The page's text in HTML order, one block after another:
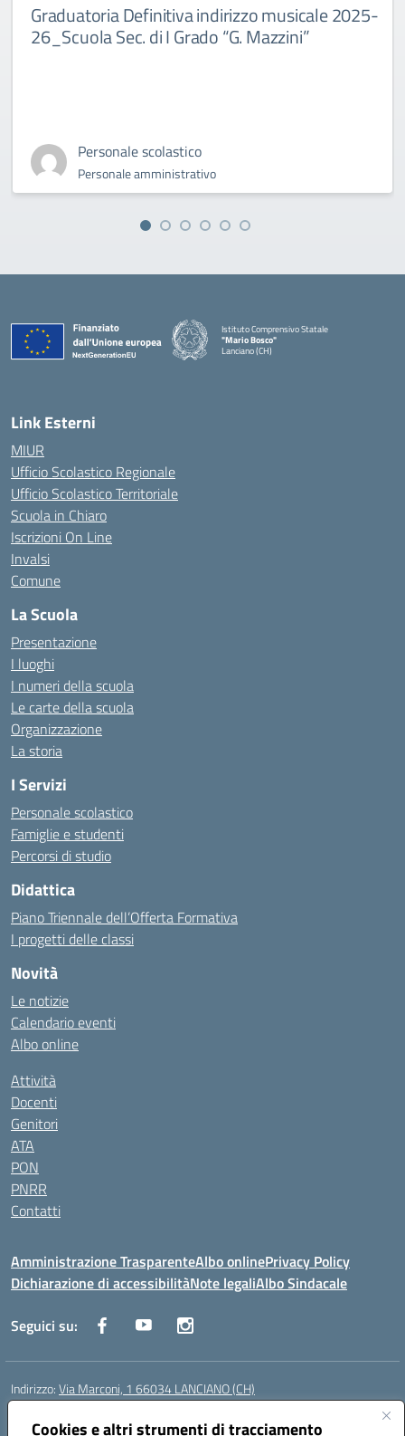
Cookies e altri strumenti di tracciamento
Graduatoria Definitiva indirizzo musicale 2025-
26_Scuola Sec. di I Grado “G. Mazzini”
Personale scolastico
Personale amministrativo
Istituto Comprensivo Statale
"Mario Bosco"
Lanciano (CH)
Link Esterni
MIUR
Ufficio Scolastico Regionale
Ufficio Scolastico Territoriale
Scuola in Chiaro
Iscrizioni On Line
Invalsi
Comune
La Scuola
Presentazione
I luoghi
I numeri della scuola
Le carte della scuola
Organizzazione
La storia
I Servizi
Personale scolastico
Famiglie e studenti
Percorsi di studio
Didattica
Piano Triennale dell’Offerta Formativa
I progetti delle classi
Novità
Le notizie
Calendario eventi
Albo online
Attività
Docenti
Genitori
ATA
PON
PNRR
Contatti
Amministrazione TrasparenteAlbo onlinePrivacy Policy
Dichiarazione di accessibilitàNote legaliAlbo Sindacale
Seguici su:
Indirizzo:Via Marconi, 1 66034 LANCIANO (CH)
Centralino:
Posta elettronica certificata (PEC):chic840006@pec.istruzione.it